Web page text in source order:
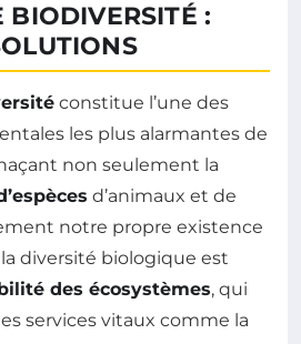
BIODIVERSITÉ :
constitue l’une des
les plus alarmantes de
non seulement la
d’animaux et de
notre propre existence
diversité biologique est
des écosystèmes, qui
services vitaux comme la